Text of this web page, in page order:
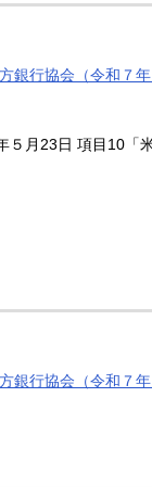
銀行協会（令和７年
５月23日 項目10「
銀行協会（令和７年